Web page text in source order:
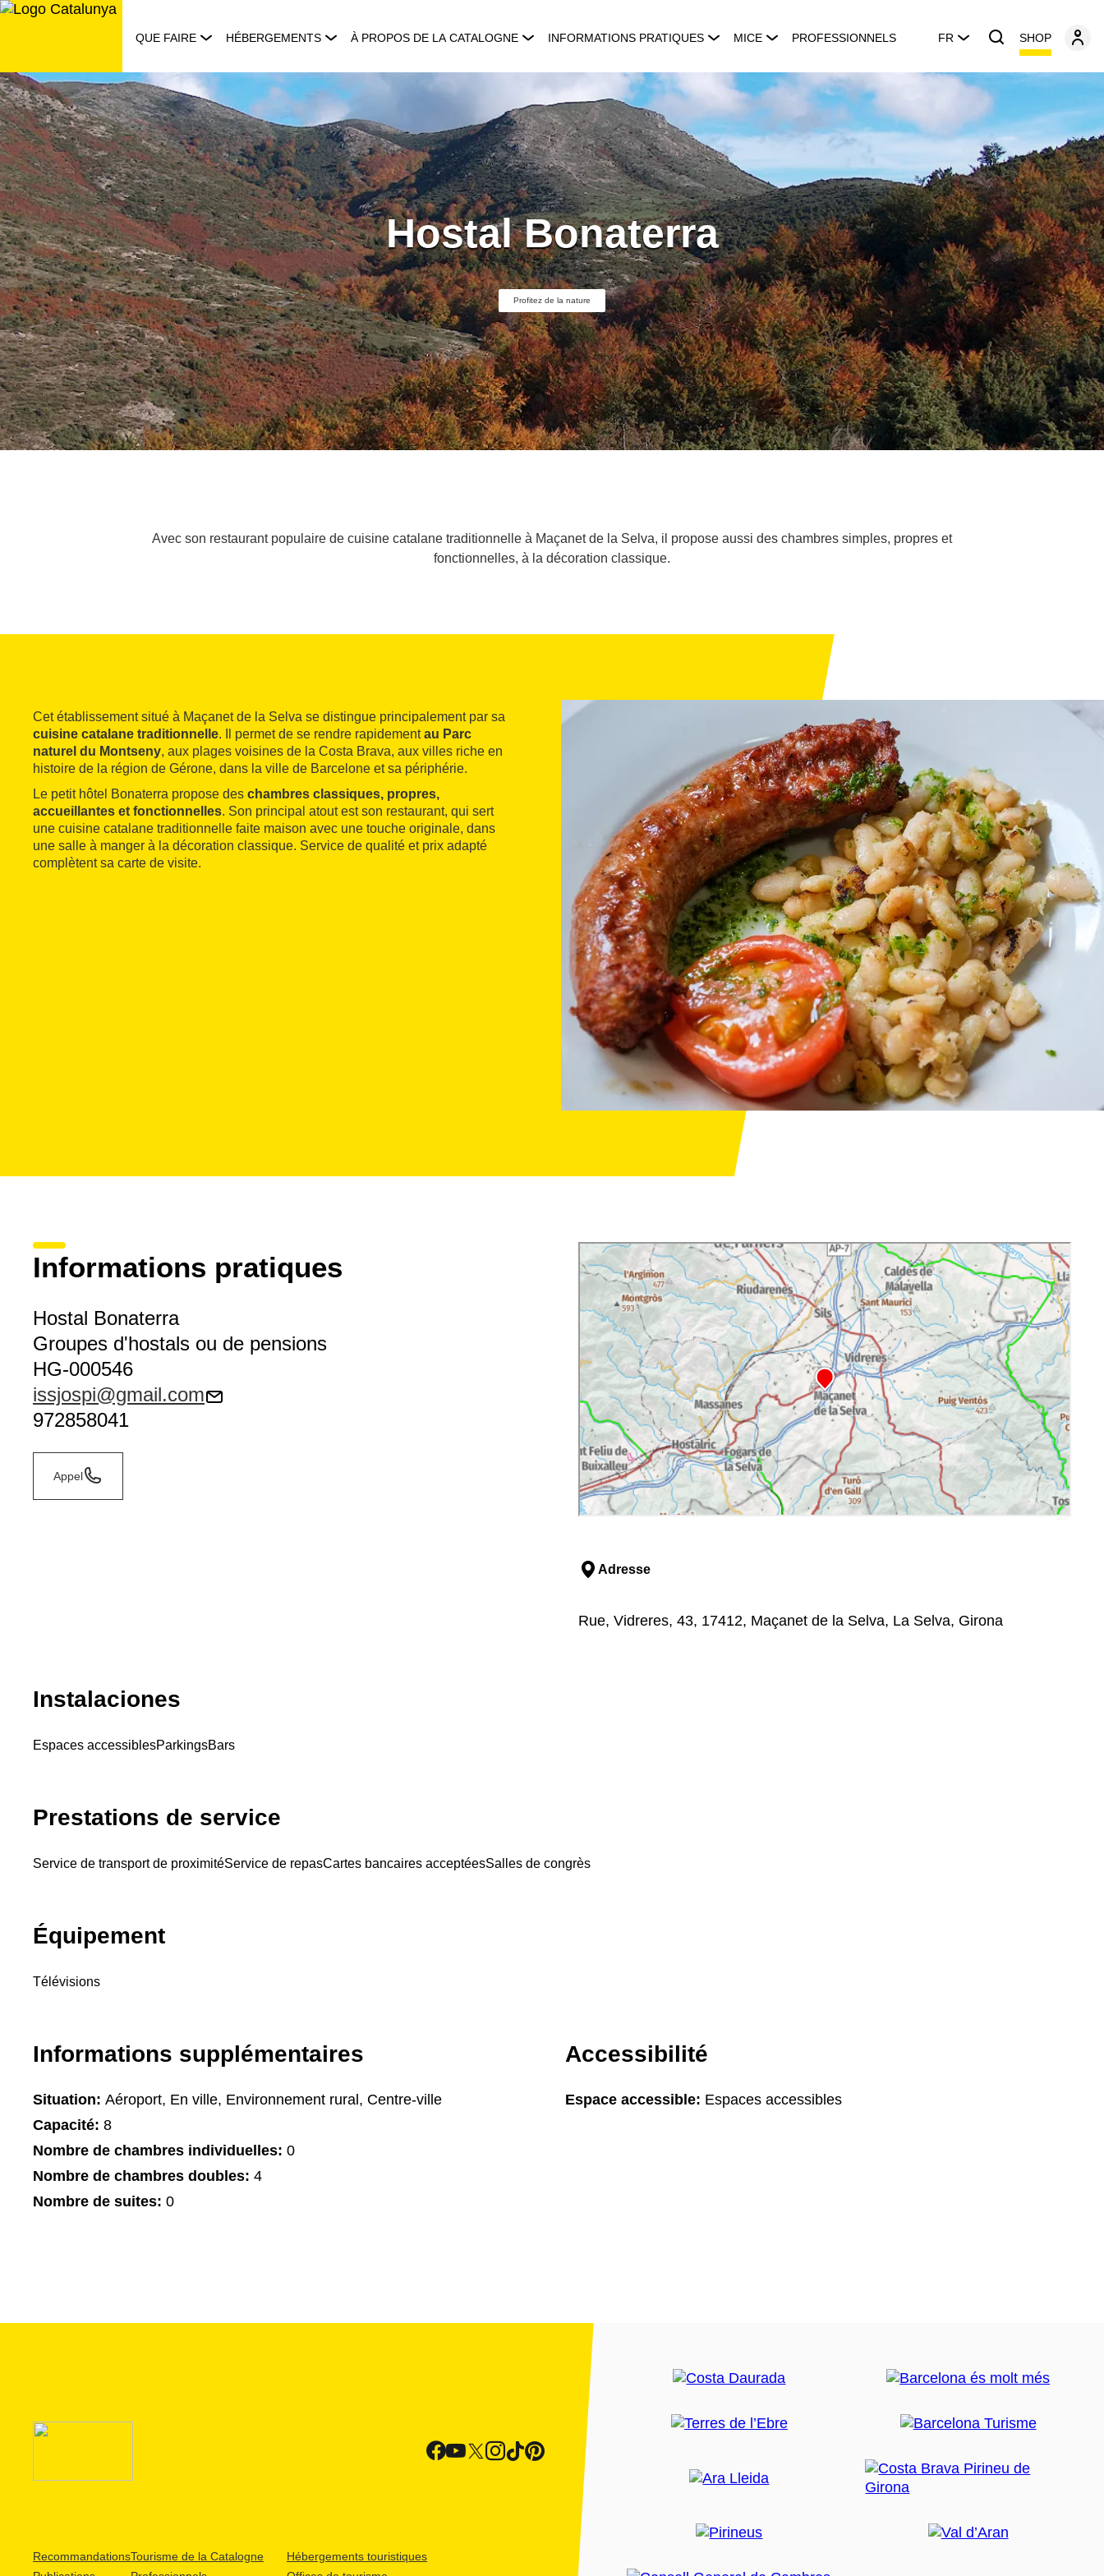
Aller
QUE FAIRE HÉBERGEMENTS À PROPOS DE LA CATALOGNE INFORMATIONS PRATIQUES MICE PROFESSIONNELS FR SHOP
Hostal Bonaterra
Profitez de la nature
Avec son restaurant populaire de cuisine catalane traditionnelle à Maçanet de la Selva, il propose aussi des chambres simples, propres et
fonctionnelles, à la décoration classique.
Cet établissement situé à Maçanet de la Selva se distingue principalement par sa
cuisine catalane traditionnelle. Il permet de se rendre rapidementau Parc
naturel du Montseny, aux plages voisines de la Costa Brava, aux villes riche en
histoire de la région de Gérone, dans la ville de Barcelone et sa périphérie.
Le petit hôtel Bonaterra propose des chambres classiques, propres,
accueillantes et fonctionnelles. Son principal atout est son restaurant, qui sert
une cuisine catalane traditionnelle faite maison avec une touche originale, dans
une salle à manger à la décoration classique. Service de qualité et prix adapté
complètent sa carte de visite.
Informations pratiques
Hostal Bonaterra
Groupes d'hostals ou de pensions
HG-000546
issjospi@gmail.com
972858041
Appel
Adresse
Rue, Vidreres, 43, 17412, Maçanet de la Selva, La Selva, Girona
Instalaciones
Espaces accessiblesParkingsBars
Prestations de service
Service de transport de proximitéService de repasCartes bancaires acceptéesSalles de congrès
Équipement
Télévisions
Informations supplémentaires
Situation: Aéroport, En ville, Environnement rural, Centre-ville
Capacité: 8
Nombre de chambres individuelles: 0
Nombre de chambres doubles: 4
Nombre de suites: 0
Accessibilité
Espace accessible: Espaces accessibles
RecommandationsTourisme de la Catalogne
Hébergements touristiques